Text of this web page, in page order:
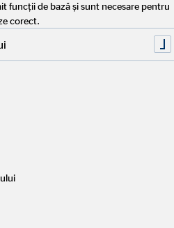
vine vorba de consultanța
fiecare etapă. De aceea,
pentru care vă recomand o
în care se potrivește cu
individuale.
funcții de bază și sunt necesare pentru
corect.